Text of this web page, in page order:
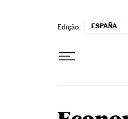
Edição: ESPAÑA